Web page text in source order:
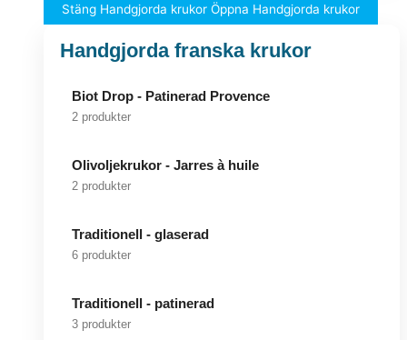
Stäng Handgjorda krukor Öppna Handgjorda krukor
Handgjorda franska krukor
Biot Drop - Patinerad Provence
2 produkter
Olivoljekrukor - Jarres à huile
2 produkter
Traditionell - glaserad
6 produkter
Traditionell - patinerad
3 produkter